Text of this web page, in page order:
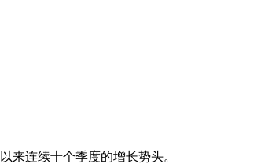
来连续十个季度的增长势头。